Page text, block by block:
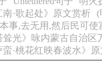
·歌起处》原文赏析 (
事,去无用,然后民可使
光》咏内蒙古自治区
·桃花红映春波水》